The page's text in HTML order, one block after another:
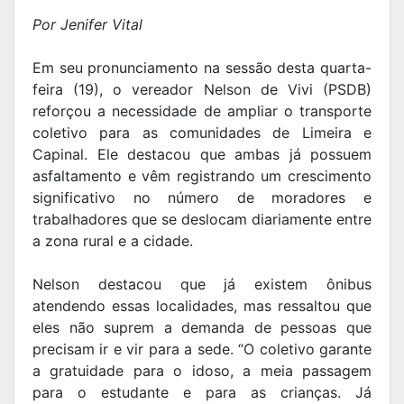
Por Jenifer Vital
Em seu pronunciamento na sessão desta quarta-
feira (19), o vereador Nelson de Vivi (PSDB)
reforçou a necessidade de ampliar o transporte
coletivo para as comunidades de Limeira e
Capinal. Ele destacou que ambas já possuem
asfaltamento e vêm registrando um crescimento
significativo no número de moradores e
trabalhadores que se deslocam diariamente entre
a zona rural e a cidade.
Nelson destacou que já existem ônibus
atendendo essas localidades, mas ressaltou que
eles não suprem a demanda de pessoas que
precisam ir e vir para a sede. “O coletivo garante
a gratuidade para o idoso, a meia passagem
para o estudante e para as crianças. Já